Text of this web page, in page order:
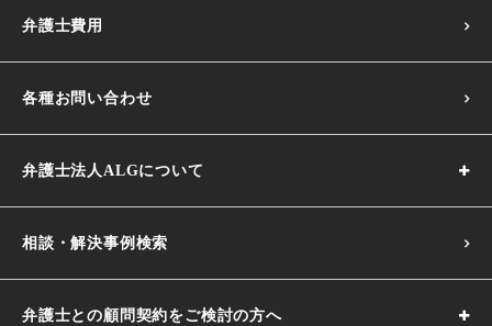
弁護士費用
各種お問い合わせ
弁護士法人ALGについて
相談・解決事例検索
弁護士との顧問契約をご検討の方へ